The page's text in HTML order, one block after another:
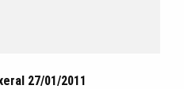
27/01/2011